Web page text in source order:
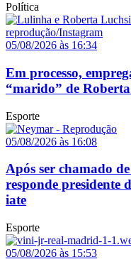
Política
05/08/2026 às 16:34
Em processo,
“marido” de
Esporte
05/08/2026 às 16:08
Após ser chamado
responde presidente
iate
Esporte
05/08/2026 às 15:53